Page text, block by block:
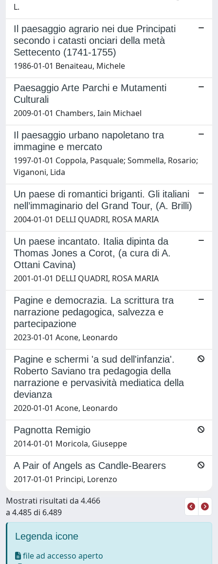
L.
Il paesaggio agrario nei due Principati
secondo i catasti onciari della metà
Settecento (1741-1755)
1986-01-01 Benaiteau, Michele
Paesaggio Arte Parchi e Mutamenti
Culturali
2009-01-01 Chambers, Iain Michael
Il paesaggio urbano napoletano tra
immagine e mercato
1997-01-01 Coppola, Pasquale; Sommella, Rosario;
Viganoni, Lida
Un paese di romantici briganti. Gli italiani
nell’immaginario del Grand Tour, (A. Brilli)
2004-01-01 DELLI QUADRI, ROSA MARIA
Un paese incantato. Italia dipinta da
Thomas Jones a Corot, (a cura di A.
Ottani Cavina)
2001-01-01 DELLI QUADRI, ROSA MARIA
Pagine e democrazia. La scrittura tra
narrazione pedagogica, salvezza e
partecipazione
2023-01-01 Acone, Leonardo
Pagine e schermi 'a sud dell'infanzia'.
Roberto Saviano tra pedagogia della
narrazione e pervasività mediatica della
devianza
2020-01-01 Acone, Leonardo
Pagnotta Remigio
2014-01-01 Moricola, Giuseppe
A Pair of Angels as Candle-Bearers
2017-01-01 Principi, Lorenzo
Mostrati risultati da 4.466
a 4.485 di 6.489
Legenda icone
file ad accesso aperto